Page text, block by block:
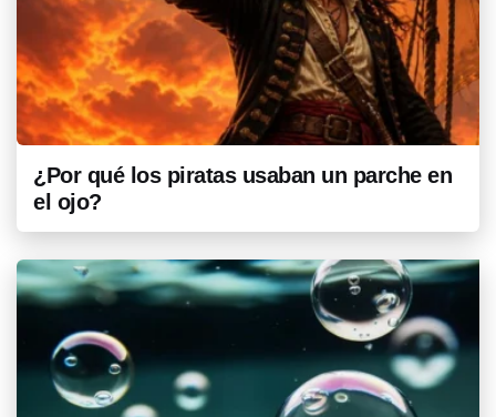
¿Por qué los piratas usaban un parche en
el ojo?